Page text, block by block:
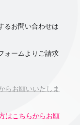
るお問い合わせは
ォームよりご請求
らお願いいたしま
はこちらからお願